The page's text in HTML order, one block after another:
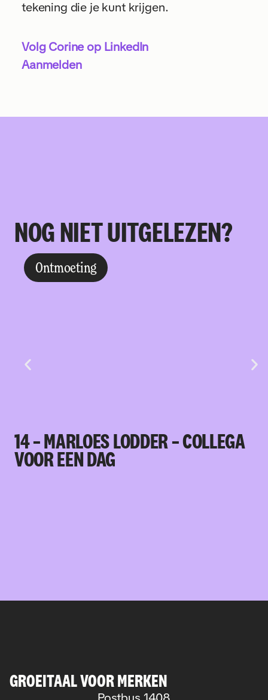
tekening die je kunt krijgen.
Volg Corine op LinkedIn
Aanmelden
NOG NIET UITGELEZEN?
Ontmoeting
14 – MARLOES LODDER – COLLEGA
VOOR EEN DAG
GROEITAAL VOOR MERKEN